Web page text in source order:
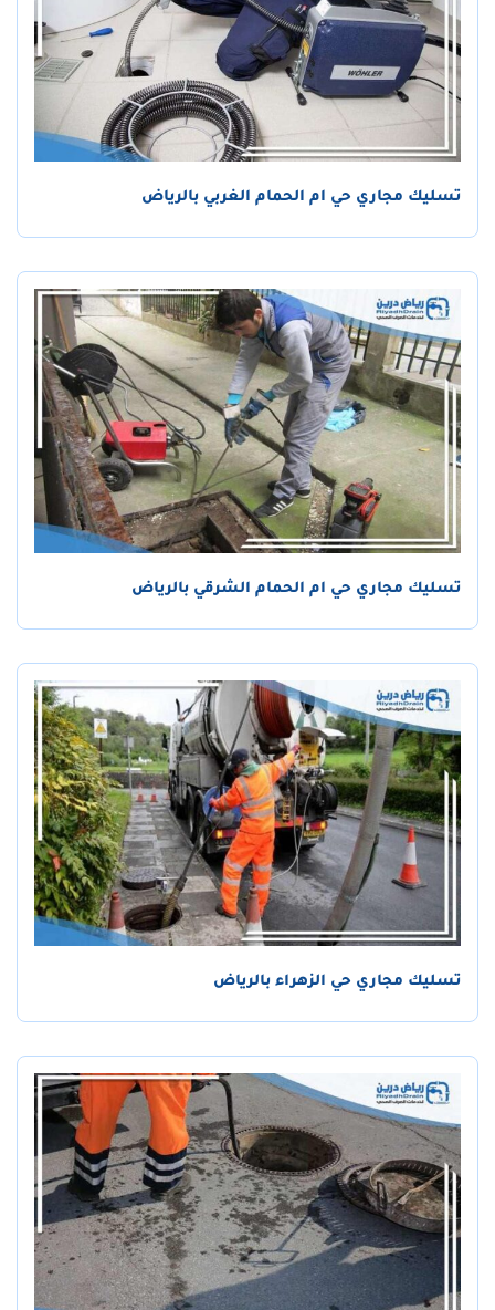
تسليك مجاري حي ام الحمام الغربي بالرياض
تسليك مجاري حي ام الحمام الشرقي بالرياض
تسليك مجاري حي الزهراء بالرياض